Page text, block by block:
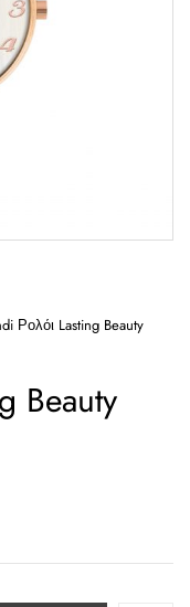
Ρολόι Lasting Beauty
Beauty